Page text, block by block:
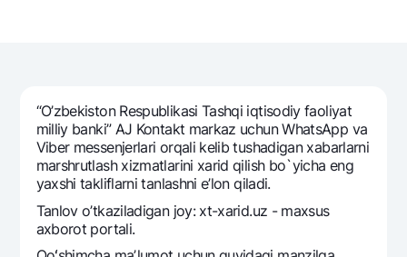
National Green
Talab qilib olinguncha
Yevro
Hamma uchun USD uchun
Talab qilib olinguncha USD
Oltin omonat
NBU’dan oltin quymalar
Sayohatchiga
UzCard/HUMO
Visa
Visa FIFA
Mastercard
Valyutalar kursi
Eskrou hisobvarag‘i
Aksiyalar
“O’zbekiston Respublikasi Tashqi iqtisodiy faoliyat
milliy banki” AJ Kontakt markaz uchun WhatsApp va
Viber messenjerlari orqali kelib tushadigan xabarlarni
marshrutlash xizmatlarini xarid qilish bo`yicha eng
yaxshi takliflarni tanlashni e’lon qiladi.
Tanlov o’tkaziladigan joy: xt-xarid.uz - maxsus
axborot portali.